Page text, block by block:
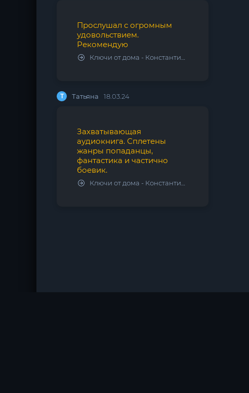
Прослушал с огромным
удовольствием.
Рекомендую
Ключи от дома - Константин Калбазов
Т Татьяна 18.03.24
Захватывающая
аудиокнига. Сплетены
жанры попаданцы,
фантастика и частично
боевик.
Ключи от дома - Константин Калбазов